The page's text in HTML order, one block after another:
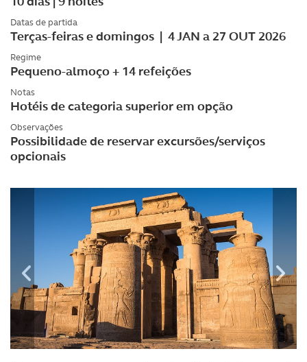
Datas de partida
Terças-feiras e domingos | 4 JAN a 27 OUT 2026
Regime
Pequeno-almoço + 14 refeições
Notas
Hotéis de categoria superior em opção
Observações
Possibilidade de reservar excursões/serviços
opcionais